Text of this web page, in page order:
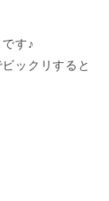
す♪
ックリすると